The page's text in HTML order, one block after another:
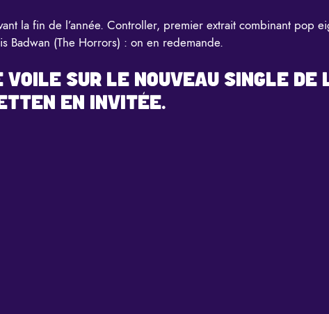
la fin de l’année. Controller, premier extrait combinant pop
Badwan (The Horrors) : on en redemande.
SUR LE NOUVEAU SINGLE DE
EN INVITÉE.